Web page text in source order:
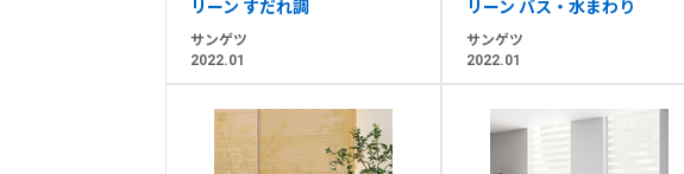
リーン すだれ調
サンゲツ
2022.01
リーン バス・水まわり
サンゲツ
2022.01